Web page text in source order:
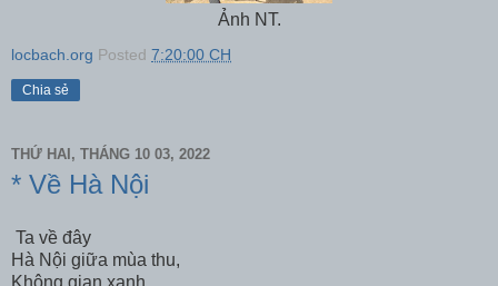
Ảnh NT.
locbach.org Posted 7:20:00 CH
Chia sẻ
THỨ HAI, THÁNG 10 03, 2022
* Về Hà Nội
Ta về đây
Hà Nội giữa mùa thu,
Không gian xanh